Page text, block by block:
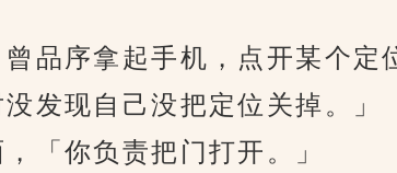
序拿起手机，点开某个定
发现自己没把定位关掉。」
你负责把门打开。」